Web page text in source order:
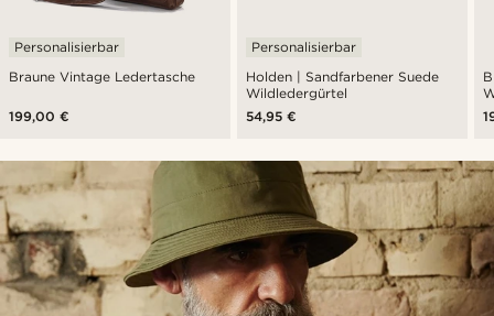
Braune Vintage Ledertasche
Personalisierbar
199,00 €
Holden | Sandfarbener Suede
Wildledergürtel
Personalisierbar
54,95 €